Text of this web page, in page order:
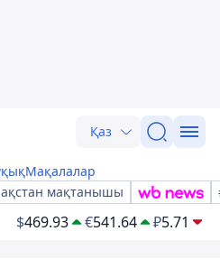
Қаз
Мақалалар
мақтанышы
$469.93 €541.64 ₽5.71